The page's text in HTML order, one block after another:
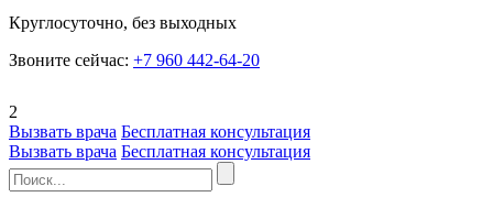
Круглосуточно, без выходных
Звоните сейчас: +7 960 442-64-20
2
Вызвать врача Бесплатная консультация
Вызвать врача Бесплатная консультация